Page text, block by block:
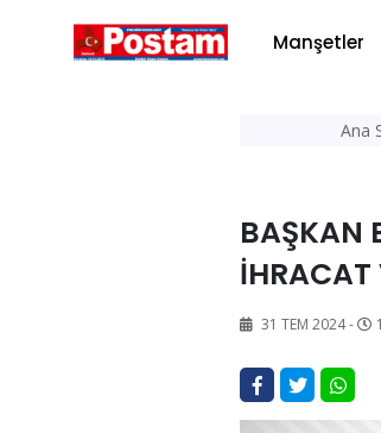
Manşetler
Ana
BAŞKAN
İHRACAT
31 TEM 2024 -